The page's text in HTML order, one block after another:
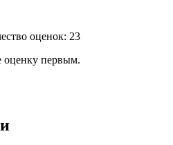
оценок: 23
оценку первым.